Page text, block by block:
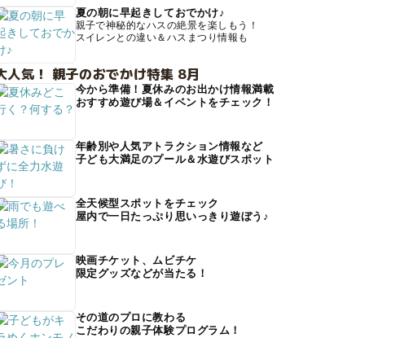
夏の朝に早起きしておでかけ♪
親子で神秘的なハスの絶景を楽しもう！
スイレンとの違い＆ハスまつり情報も
人気！ 親子のおでかけ特集 8月
今から準備！夏休みのお出かけ情報満載
おすすめ遊び場＆イベントをチェック！
年齢別や人気アトラクション情報など
子ども大満足のプール＆水遊びスポット
全天候型スポットをチェック
屋内で一日たっぷり思いっきり遊ぼう♪
映画チケット、ムビチケ
限定グッズなどが当たる！
その道のプロに教わる
こだわりの親子体験プログラム！